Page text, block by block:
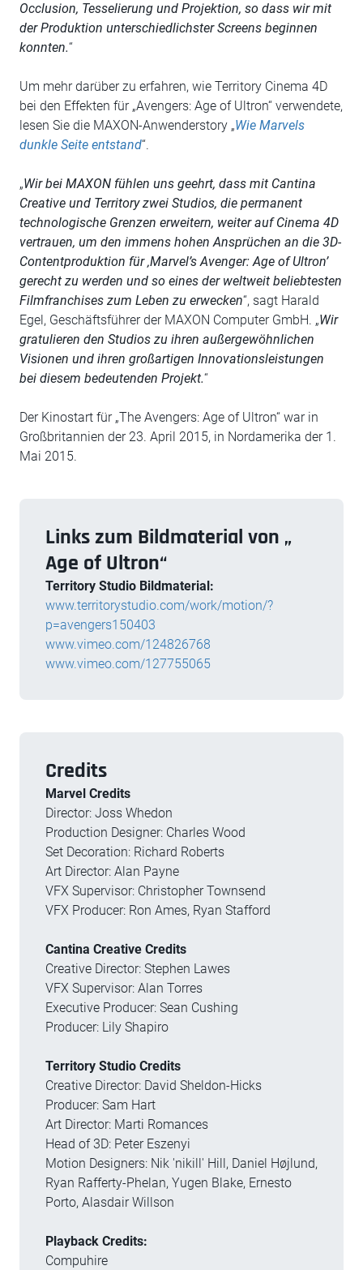
Occlusion, Tesselierung und Projektion, so dass wir mit
der Produktion unterschiedlichster Screens beginnen
konnten.“
Um mehr darüber zu erfahren, wie Territory Cinema 4D
bei den Effekten für „Avengers: Age of Ultron“ verwendete,
lesen Sie die MAXON-Anwenderstory „Wie Marvels
dunkle Seite entstand“.
„Wir bei MAXON fühlen uns geehrt, dass mit Cantina
Creative und Territory zwei Studios, die permanent
technologische Grenzen erweitern, weiter auf Cinema 4D
vertrauen, um den immens hohen Ansprüchen an die 3D-
Contentproduktion für ‚Marvel’s Avenger: Age of Ultron’
gerecht zu werden und so eines der weltweit beliebtesten
Filmfranchises zum Leben zu erwecken“, sagt Harald
Egel, Geschäftsführer der MAXON Computer GmbH. „Wir
gratulieren den Studios zu ihren außergewöhnlichen
Visionen und ihren großartigen Innovationsleistungen
bei diesem bedeutenden Projekt.“
Der Kinostart für „The Avengers: Age of Ultron“ war in
Großbritannien der 23. April 2015, in Nordamerika der 1.
Mai 2015.
Links zum Bildmaterial von „
Age of Ultron“
Territory Studio Bildmaterial:
www.territorystudio.com/work/motion/?
p=avengers150403
www.vimeo.com/124826768
www.vimeo.com/127755065
Credits
Marvel Credits
Director: Joss Whedon
Production Designer: Charles Wood
Set Decoration: Richard Roberts
Art Director: Alan Payne
VFX Supervisor: Christopher Townsend
VFX Producer: Ron Ames, Ryan Stafford
Cantina Creative Credits
Creative Director: Stephen Lawes
VFX Supervisor: Alan Torres
Executive Producer: Sean Cushing
Producer: Lily Shapiro
Territory Studio Credits
Creative Director: David Sheldon-Hicks
Producer: Sam Hart
Art Director: Marti Romances
Head of 3D: Peter Eszenyi
Motion Designers: Nik 'nikill' Hill, Daniel Højlund,
Ryan Rafferty-Phelan, Yugen Blake, Ernesto
Porto, Alasdair Willson
Playback Credits:
Compuhire